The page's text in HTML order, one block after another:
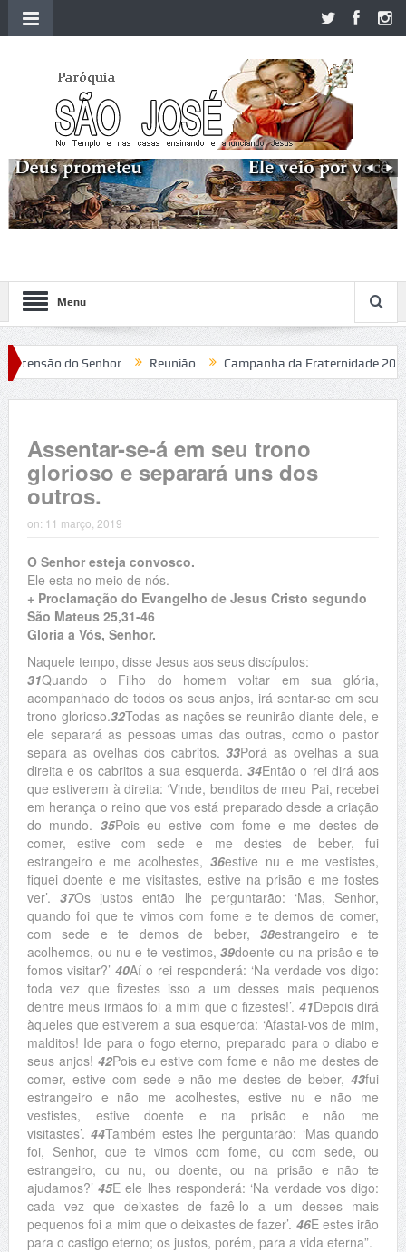
Menu
do Senhor Reunião Campanha da Fraternidade 2020
Assentar-se-á em seu trono
glorioso e separará uns dos
outros.
on: 11 março, 2019
O Senhor esteja convosco.
Ele esta no meio de nós.
+ Proclamação do Evangelho de Jesus Cristo segundo
São Mateus 25,31-46
Gloria a Vós, Senhor.
Naquele tempo, disse Jesus aos seus discípulos:
31Quando o Filho do homem voltar em sua glória,
acompanhado de todos os seus anjos, irá sentar-se em seu
trono glorioso.32Todas as nações se reunirão diante dele, e
ele separará as pessoas umas das outras, como o pastor
separa as ovelhas dos cabritos.33Porá as ovelhas a sua
direita e os cabritos a sua esquerda.34Então o rei dirá aos
que estiverem à direita: ‘Vinde, benditos de meu Pai, recebei
em herança o reino que vos está preparado desde a criação
do mundo. 35Pois eu estive com fome e me destes de
comer, estive com sede e me destes de beber, fui
estrangeiro e me acolhestes, 36estive nu e me vestistes,
fiquei doente e me visitastes, estive na prisão e me fostes
ver’.37Os justos então lhe perguntarão: ‘Mas, Senhor,
quando foi que te vimos com fome e te demos de comer,
com sede e te demos de beber,38estrangeiro e te
acolhemos, ou nu e te vestimos,39doente ou na prisão e te
fomos visitar?’ 40Aí o rei responderá: ‘Na verdade vos digo:
toda vez que fizestes isso a um desses mais pequenos
dentre meus irmãos foi a mim que o fizestes!’. 41Depois dirá
àqueles que estiverem a sua esquerda: ‘Afastai-vos de mim,
malditos! Ide para o fogo eterno, preparado para o diabo e
seus anjos! 42Pois eu estive com fome e não me destes de
comer, estive com sede e não me destes de beber,43fui
estrangeiro e não me acolhestes, estive nu e não me
vestistes, estive doente e na prisão e não me
visitastes’.44Também estes lhe perguntarão: ‘Mas quando
foi, Senhor, que te vimos com fome, ou com sede, ou
estrangeiro, ou nu, ou doente, ou na prisão e não te
ajudamos?’45E ele lhes responderá: ‘Na verdade vos digo:
cada vez que deixastes de fazê-lo a um desses mais
pequenos foi a mim que o deixastes de fazer’. 46E estes irão
para o castigo eterno; os justos, porém, para a vida eterna”.